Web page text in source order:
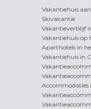
Vakantiehuis
Skivakantie
Vakantieverblijf
Vakantiehuis op
Aparthotels in
Vakantiehuis in
Accommodaties